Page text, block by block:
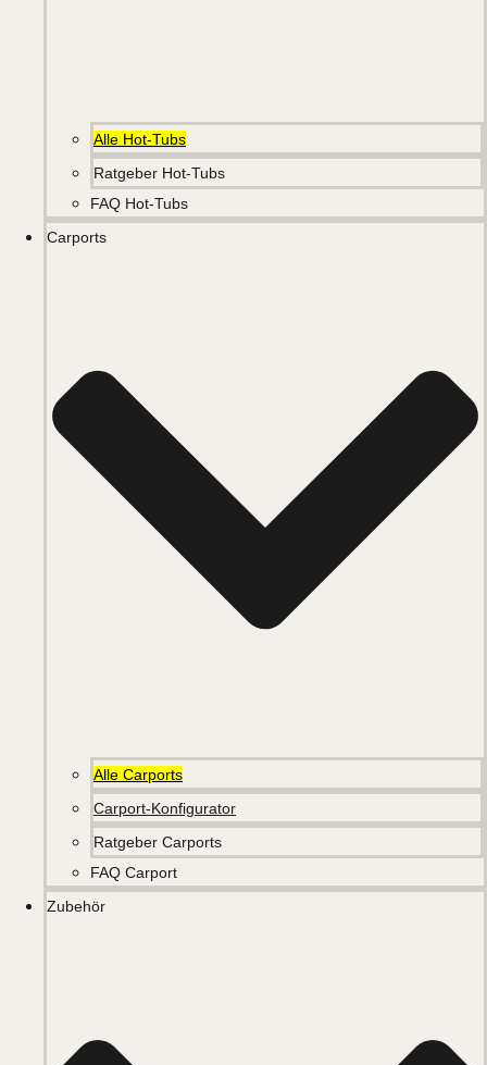
Alle Hot-Tubs
Ratgeber Hot-Tubs
FAQ Hot-Tubs
Carports
Alle Carports
Carport-Konfigurator
Ratgeber Carports
FAQ Carport
Zubehör